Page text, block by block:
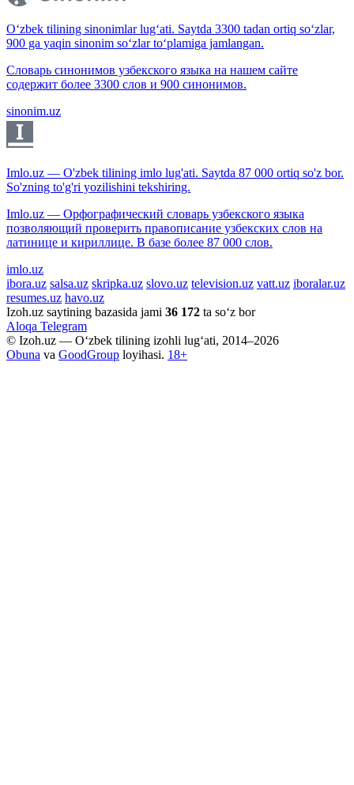
O‘zbek tilining sinonimlar lug‘ati. Saytda 3300 tadan ortiq so‘zlar,
900 ga yaqin sinonim so‘zlar to‘plamiga jamlangan.
Словарь синонимов узбекского языка на нашем сайте
содержит более 3300 слов и 900 синонимов.
sinonim.uz
Imlo.uz — O'zbek tilining imlo lug'ati. Saytda 87 000 ortiq so'z bor.
So'zning to'g'ri yozilishini tekshiring.
Imlo.uz — Орфографический словарь узбекского языка
позволяющий проверить правописание узбекских слов на
латинице и кириллице. В базе более 87 000 слов.
imlo.uz
ibora.uz salsa.uz skripka.uz slovo.uz television.uz vatt.uz iboralar.uz
resumes.uz havo.uz
Izoh.uz saytining bazasida jami 36 172 ta so‘z bor
Aloqa Telegram
© Izoh.uz — O‘zbek tilining izohli lug‘ati, 2014–2026
Obuna va GoodGroup loyihasi. 18+